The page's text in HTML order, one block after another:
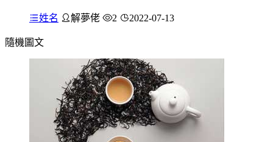
姓名 解夢佬 2 2022-07-13
隨機圖文